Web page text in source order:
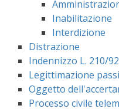
Inabilitazione
Interdizione
Distrazione
Indennizzo L. 210/92
Legittimazione
Oggetto
Processo civile